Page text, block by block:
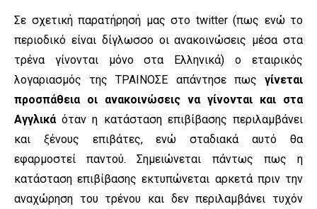
Σε σχετική παρατήρησή μας στο twitter (πως ενώ το
περιοδικό είναι δίγλωσσο οι ανακοινώσεις μέσα στα
τρένα γίνονται μόνο στα Ελληνικά) ο εταιρικός
λογαριασμός της ΤΡΑΙΝΟΣΕ απάντησε πως γίνεται
προσπάθεια οι ανακοινώσεις να γίνονται και στα
Αγγλικάόταν η κατάσταση επιβίβασης περιλαμβάνει
και ξένους επιβάτες, ενώ σταδιακά αυτό θα
εφαρμοστεί παντού. Σημειώνεται πάντως πως η
κατάσταση επιβίβασης εκτυπώνεται αρκετά πριν την
αναχώρηση του τρένου και δεν περιλαμβάνει τυχόν